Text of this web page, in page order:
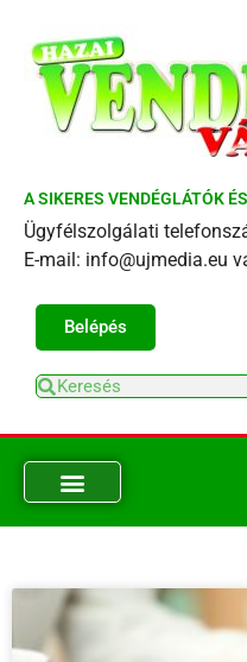
A SIKERES VENDÉGLÁTÓK
Ügyfélszolgálati
E-mail: info@ujmedia.eu
Belépés